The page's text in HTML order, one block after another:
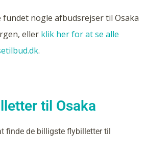
nogle afbudsrejser til Osaka
eller klik her for at se alle
.
til Osaka
finde de billigste flybilletter til